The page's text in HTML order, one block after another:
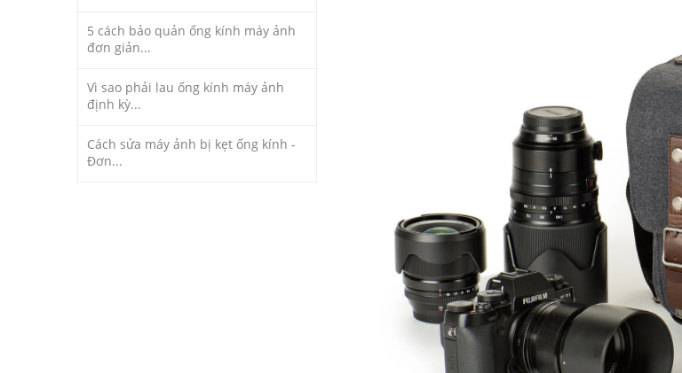
5 cách bảo quản ống kính máy ảnh
đơn giản...
Vì sao phải lau ống kính máy ảnh
định kỳ...
Cách sửa máy ảnh bị kẹt ống kính -
Đơn...